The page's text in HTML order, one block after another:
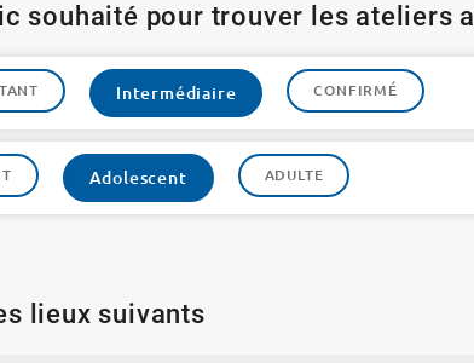
souhaité pour trouver les ateliers
Intermédiaire CONFIRMÉ
Adolescent ADULTE
lieux suivants